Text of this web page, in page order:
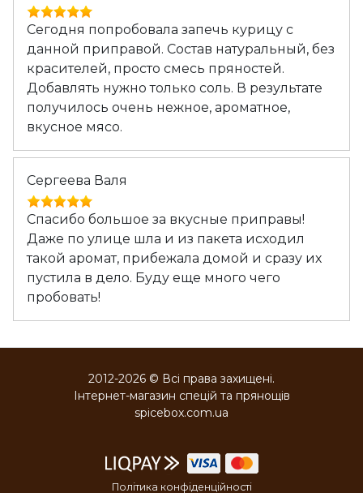
Сегодня попробовала запечь курицу с
данной приправой. Состав натуральный, без
красителей, просто смесь пряностей.
Добавлять нужно только соль. В результате
получилось очень нежное, ароматное,
вкусное мясо.
Сергеева Валя
Спасибо большое за вкусные приправы!
Даже по улице шла и из пакета исходил
такой аромат, прибежала домой и сразу их
пустила в дело. Буду еще много чего
пробовать!
2012-2026 © Всі права захищені.
Інтернет-магазин спецій та прянощів
spicebox.com.ua
Політика конфіденційності